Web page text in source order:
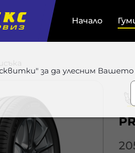
за да улесним
Начало